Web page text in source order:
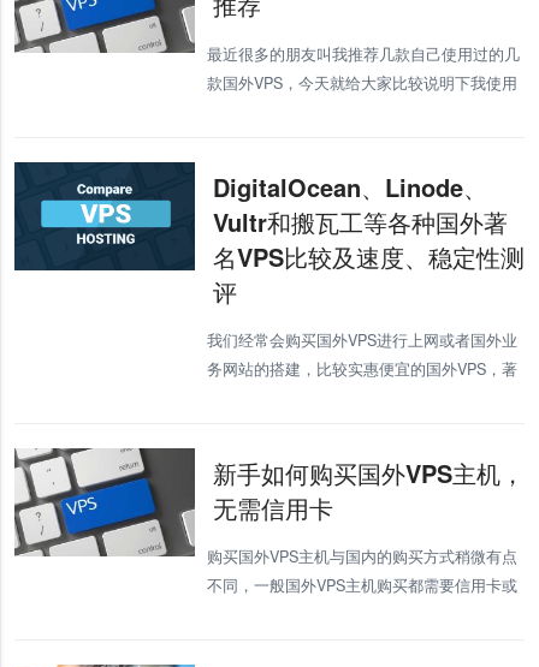
最近很多的朋友叫我推荐几款自己使用过的几
款国外VPS，今天就给大家比较说明下我使用
DigitalOcean、Linode、
Vultr和搬瓦工等各种国外著
名VPS比较及速度、稳定性测
评
我们经常会购买国外VPS进行上网或者国外业
务网站的搭建，比较实惠便宜的国外VPS，著
新手如何购买国外VPS主机，
无需信用卡
购买国外VPS主机与国内的购买方式稍微有点
不同，一般国外VPS主机购买都需要信用卡或